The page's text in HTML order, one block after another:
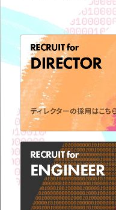
RECRUIT for
DIRECTOR
ディレクターの採用はこち
RECRUIT for
ENGINEER